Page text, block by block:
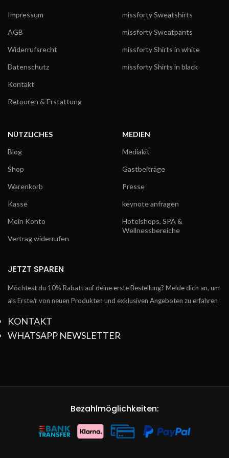
Impressum
AGB
Widerrufsrecht
Datenschutz
Kontakt
Retouren & Erstattung
missforty Sweatshirts
missforty Sweatpants
missforty Shirts in white
missforty Shirts in black
NÜTZLICHES
Blog
Shop
Warenkorb
Kasse
Mein Konto
Vertrag widerrufen
MEDIEN
Mediakit
Gastbeiträge
Presse
keynote anfragen
Hotelshops, SPA &
Wellnessbereiche
JETZT SPAREN
Möchtest du 10% Rabatt auf deine erste Bestellung? Melde dich an, um
als Erste/r von neuen Produkten und exklusiven Angeboten zu erfahren
KONTAKT
WHATSAPP NEWSLETTER
Bezahlmöglichkeiten: